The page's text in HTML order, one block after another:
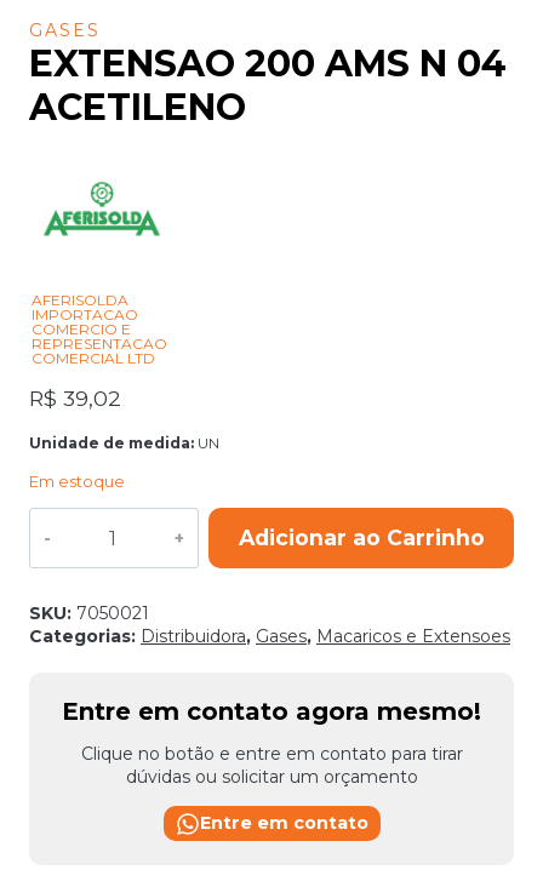
GASES
EXTENSAO 200 AMS N 04
ACETILENO
AFERISOLDA
IMPORTACAO
COMERCIO E
REPRESENTACAO
COMERCIAL LTD
R$ 39,02
Unidade de medida: UN
Em estoque
200
AMS
04
ACETILENO
Adicionar ao Carrinho
SKU: 7050021
Categorias: Distribuidora, Gases, Macaricos e Extensoes
Entre em contato agora mesmo!
Clique no botão e entre em contato para tirar
dúvidas ou solicitar um orçamento
Entre em contato